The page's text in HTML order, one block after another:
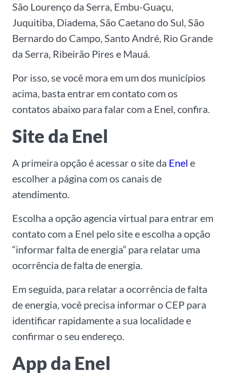
São Lourenço da Serra, Embu-Guaçu,
Juquitiba, Diadema, São Caetano do Sul, São
Bernardo do Campo, Santo André, Rio Grande
da Serra, Ribeirão Pires e Mauá.
Por isso, se você mora em um dos municípios
acima, basta entrar em contato com os
contatos abaixo para falar com a Enel, confira.
Site da Enel
A primeira opção é acessar o site da Enel e
escolher a página com os canais de
atendimento.
Escolha a opção agencia virtual para entrar em
contato com a Enel pelo site e escolha a opção
“informar falta de energia” para relatar uma
ocorrência de falta de energia.
Em seguida, para relatar a ocorrência de falta
de energia, você precisa informar o CEP para
identificar rapidamente a sua localidade e
confirmar o seu endereço.
App da Enel